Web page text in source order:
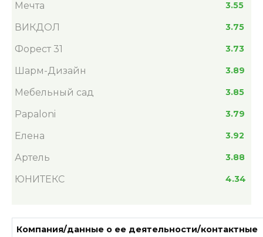
Мечта 3.55
ВИКДОЛ 3.75
Форест 31 3.73
Шарм-Дизайн 3.89
Мебельный сад 3.85
Papaloni 3.79
Елена 3.92
Артель 3.88
ЮНИТЕКС 4.34
Компания/данные о ее деятельности/контактные